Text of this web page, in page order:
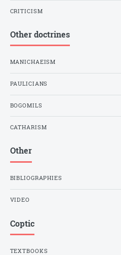
CRITICISM
Other doctrines
MANICHAEISM
PAULICIANS
BOGOMILS
CATHARISM
Other
BIBLIOGRAPHIES
VIDEO
Coptic
TEXTBOOKS